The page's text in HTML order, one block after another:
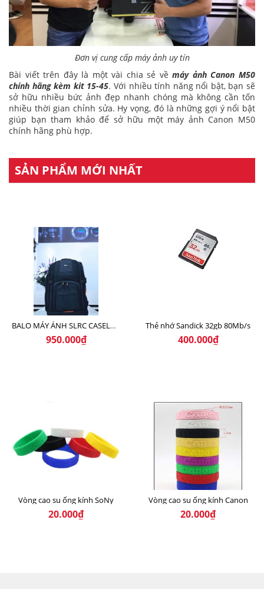
Đơn vị cung cấp máy ảnh uy tín
Bài viết trên đây là một vài chia sẻ vềmáy ảnh Canon M50
chính hãng kèm kit 15-45. Với nhiều tính năng nổi bật, bạn sẽ
sở hữu nhiều bức ảnh đẹp nhanh chóng mà không cần tốn
nhiều thời gian chỉnh sửa. Hy vọng, đó là những gợi ý nổi bật
giúp bạn tham khảo để sở hữu một máy ảnh Canon M50
chính hãng phù hợp.
SẢN PHẨM MỚI NHẤT
BALO MÁY ẢNH SLRC CASELOGIC 206 BLACK
950.000₫
Thẻ nhớ Sandick 32gb 80Mb/s
400.000₫
Vòng cao su ống kính SoNy
20.000₫
Vòng cao su ống kính Canon
20.000₫